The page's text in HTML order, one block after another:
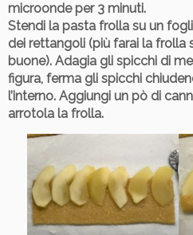
microonde per 3 minuti.
Stendi la pasta frolla su un
dei rettangoli (più farai la frolla
buone). Adagia gli spicchi di
figura, ferma gli spicchi
l’interno. Aggiungi un pò di
arrotola la frolla.